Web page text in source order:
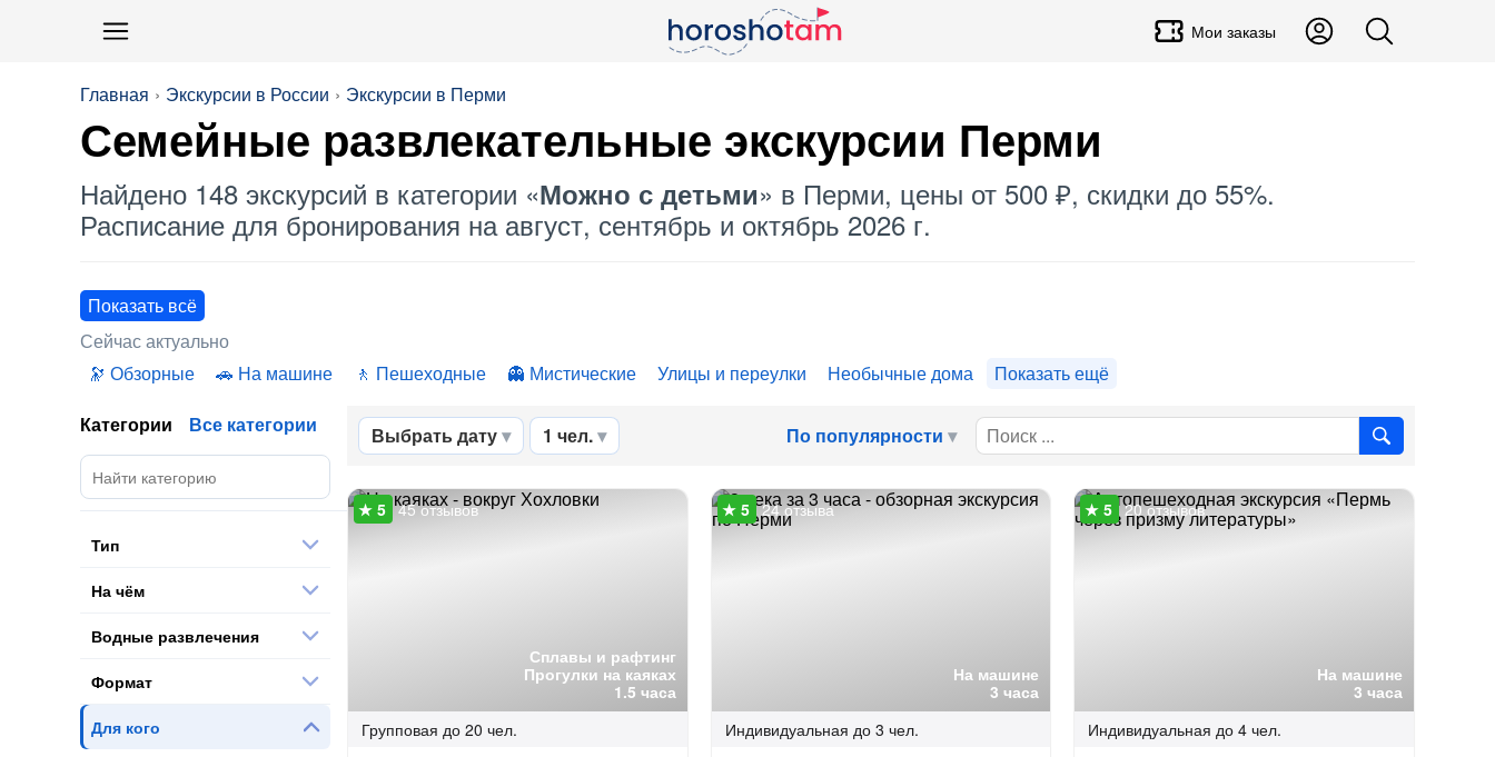
Мои заказы
Главная Экскурсии в России Экскурсии в Перми
Семейные развлекательные экскурсии Перми
Найдено 148 экскурсий в категории «Можно с детьми» в Перми, цены от 500 ₽, скидки до 55%.
Расписание для бронирования на август, сентябрь и октябрь 2026 г.
Показать всё
Сейчас актуально
Обзорные
На машине Пешеходные Мистические Улицы и переулки Необычные дома Показать ещё
Выбрать дату 1 чел. По популярности
Сплавы и рафтинг
Прогулки на каяках
1.5 часа
45 отзывов
Групповая до 20 чел.
На машине
3 часа
24 отзыва
Индивидуальная до 3 чел.
На машине
3 часа
20 отзывов
Индивидуальная до 4 чел.
Категории Все категории
Тип
На чём
Водные развлечения
Формат
Для кого